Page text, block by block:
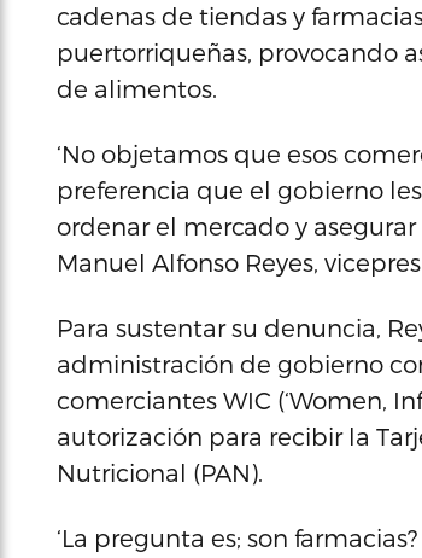
cadenas de tiendas y
puertorriqueñas, provocando
de alimentos.
‘No objetamos que esos
preferencia que el gobierno
ordenar el mercado y
Manuel Alfonso Reyes,
Para sustentar su denuncia,
administración de gobierno
comerciantes WIC (‘Women,
autorización para recibir la
Nutricional (PAN).
‘La pregunta es; son